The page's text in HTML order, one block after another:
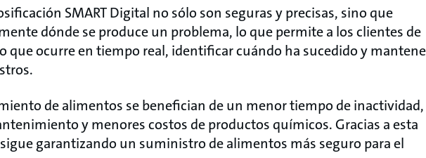
SMART Digital no sólo son seguras y precisas, sino que
dónde se produce un problema, lo que permite a los clientes de
que ocurre en tiempo real, identificar cuándo ha sucedido y
de alimentos se benefician de un menor tiempo de inactividad,
y menores costos de productos químicos. Gracias a esta
sigue garantizando un suministro de alimentos más seguro para el